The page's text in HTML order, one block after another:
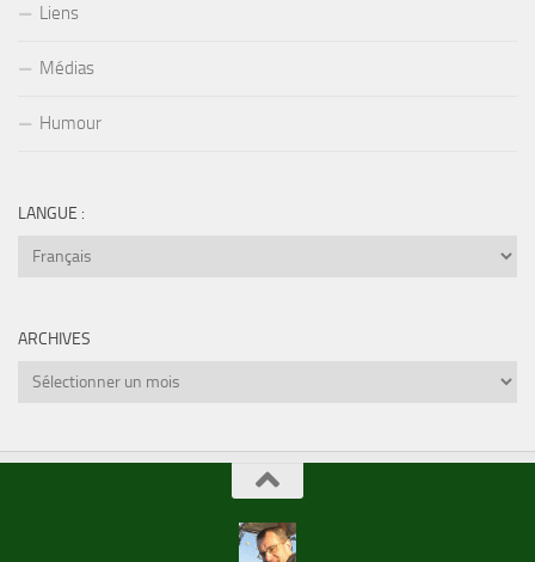
Liens
Médias
Humour
LANGUE :
ARCHIVES
Archives